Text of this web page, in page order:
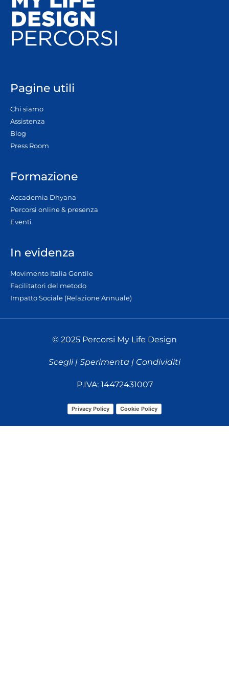
Pagine utili
Chi siamo
Assistenza
Blog
Press Room
Formazione
Accademia Dhyana
Percorsi online & presenza
Eventi
In evidenza
Movimento Italia Gentile
Facilitatori del metodo
Impatto Sociale (Relazione Annuale)
© 2025 Percorsi My Life Design
Scegli | Sperimenta | Condividiti
P.IVA: 14472431007
Privacy Policy Cookie Policy